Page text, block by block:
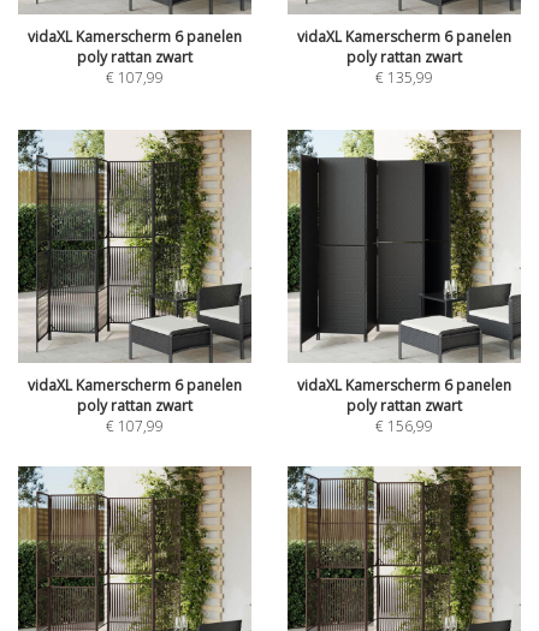
vidaXL Kamerscherm 6 panelen
poly rattan zwart
€ 107,99
vidaXL Kamerscherm 6 panelen
poly rattan zwart
€ 135,99
vidaXL Kamerscherm 6 panelen
poly rattan zwart
€ 107,99
vidaXL Kamerscherm 6 panelen
poly rattan zwart
€ 156,99